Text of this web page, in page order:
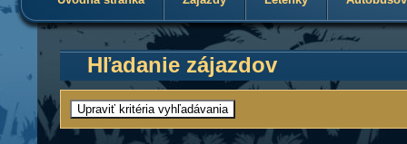
Hľadanie zájazdov